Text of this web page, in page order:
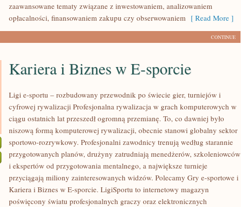
zaawansowane tematy związane z inwestowaniem, analizowaniem
opłacalności, finansowaniem zakupu czy obserwowaniem [ Read More ]
CONTINUE
KARIERA
BIZNES
Kariera i Biznes w E-sporcie
Ligi e-sportu – rozbudowany przewodnik po świecie gier, turniejów i
cyfrowej rywalizacji Profesjonalna rywalizacja w grach komputerowych w
ciągu ostatnich lat przeszedł ogromną przemianę. To, co dawniej było
niszową formą komputerowej rywalizacji, obecnie stanowi globalny sektor
sportowo-rozrywkowy. Profesjonalni zawodnicy trenują według starannie
przygotowanych planów, drużyny zatrudniają menedżerów, szkoleniowców
i ekspertów od przygotowania mentalnego, a największe turnieje
przyciągają miliony zainteresowanych widzów. Polecamy Gry e-sportowe i
Kariera i Biznes w E-sporcie. LigiSportu to internetowy magazyn
poświęcony światu profesjonalnych graczy oraz elektronicznych